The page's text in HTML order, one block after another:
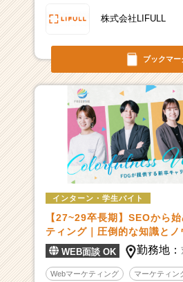
ブックマー
株式会社LIFULL
インターン・学生バイト
【27~29卒長期】SEOから
ティング｜圧倒的な知識とノ
WEB面談 OK 勤務地：
Webマーケティング マーケティン